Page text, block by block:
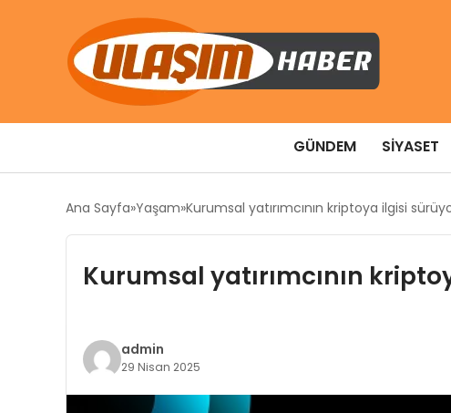
GÜNDEM SIYASET
Ana Sayfa Yaşam Kurumsal yatırımcının kriptoya ilgisi
Kurumsal yatırımcının
admin
29 Nisan 2025